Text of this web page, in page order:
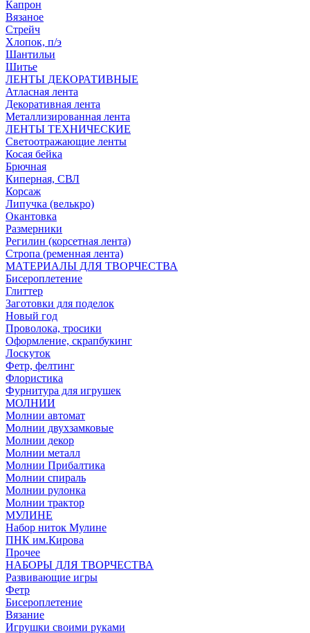
Капрон
Вязаное
Стрейч
Хлопок, п/э
Шантильи
Шитье
ЛЕНТЫ ДЕКОРАТИВНЫЕ
Атласная лента
Декоративная лента
Металлизированная лента
ЛЕНТЫ ТЕХНИЧЕСКИЕ
Светоотражающие ленты
Косая бейка
Брючная
Киперная, СВЛ
Корсаж
Липучка (велькро)
Окантовка
Размерники
Регилин (корсетная лента)
Стропа (ременная лента)
МАТЕРИАЛЫ ДЛЯ ТВОРЧЕСТВА
Бисероплетение
Глиттер
Заготовки для поделок
Новый год
Проволока, тросики
Оформление, скрапбукинг
Лоскуток
Фетр, фелтинг
Флористика
Фурнитура для игрушек
МОЛНИИ
Молнии автомат
Молнии двухзамковые
Молнии декор
Молнии металл
Молнии Прибалтика
Молнии спираль
Молнии рулонка
Молнии трактор
МУЛИНЕ
Набор ниток Мулине
ПНК им.Кирова
Прочее
НАБОРЫ ДЛЯ ТВОРЧЕСТВА
Развивающие игры
Фетр
Бисероплетение
Вязание
Игрушки своими руками